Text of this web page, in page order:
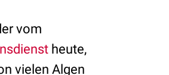
vom
heute,
vielen Algen